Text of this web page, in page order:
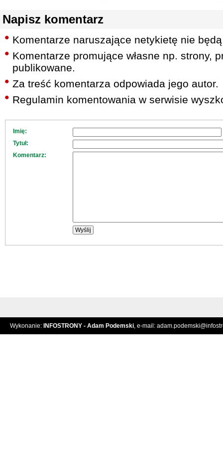
Napisz komentarz
Komentarze naruszające netykietę nie
Komentarze promujące własne np. strony,
publikowane.
Za treść komentarza odpowiada jego autor.
Regulamin komentowania w serwisie
Imię:
Tytuł:
Komentarz:
Wykonanie: INFOSTRONY - Adam Podemski, e-mail: